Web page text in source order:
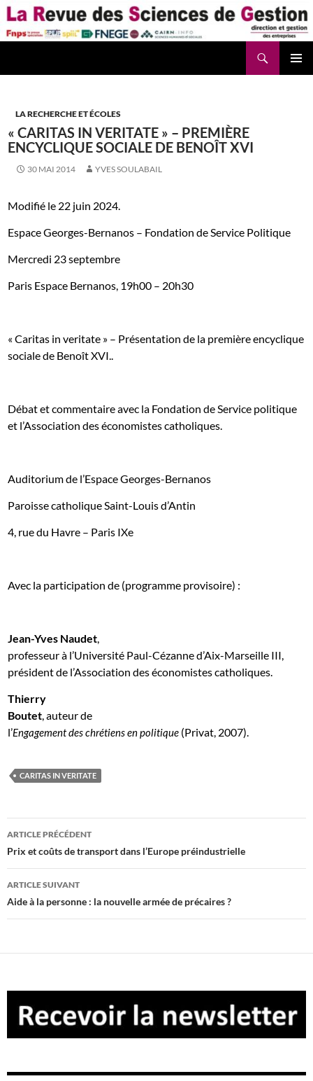
Aller
au
contenu
LA RECHERCHE ET ÉCOLES
« CARITAS IN VERITATE » – PREMIÈRE
ENCYCLIQUE SOCIALE DE BENOÎT XVI
30 MAI 2014 YVES SOULABAIL
Modifié le 22 juin 2024.
Espace Georges-Bernanos – Fondation de Service Politique
Mercredi 23 septembre
Paris Espace Bernanos, 19h00 – 20h30
« Caritas in veritate » – Présentation de la première encyclique
sociale de Benoît XVI..
Débat et commentaire avec la Fondation de Service politique
et l’Association des économistes catholiques.
Auditorium de l’Espace Georges-Bernanos
Paroisse catholique Saint-Louis d’Antin
4, rue du Havre – Paris IXe
Avec la participation de (programme provisoire) :
Jean-Yves Naudet,
professeur à l’Université Paul-Cézanne d’Aix-Marseille III,
président de l’Association des économistes catholiques.
Thierry
Boutet, auteur de
l’Engagement des chrétiens en politique (Privat, 2007).
CARITAS IN VERITATE
Navigation
des
articles
ARTICLE PRÉCÉDENT
Prix et coûts de transport dans l’Europe préindustrielle
ARTICLE SUIVANT
Aide à la personne : la nouvelle armée de précaires ?